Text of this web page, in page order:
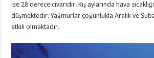
ise 28 derece civarıdır. Kış aylarında hava
düşmektedir. Yağmurlar çoğunlukla Aralık ve
etkili olmaktadır.